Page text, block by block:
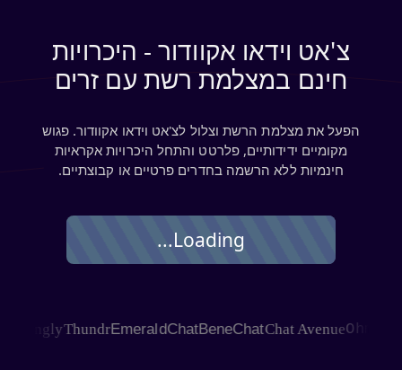
צ'אט וידאו אקוודור - היכרויות
חינם במצלמת רשת עם זרים
הפעל את מצלמת הרשת וצלול לצ'אט וידאו אקוודור. פגוש
מקומיים ידידותיים, פלרטט והתחל היכרויות אקראיות
חינמיות ללא הרשמה בחדרים פרטיים או קבוצתיים.
Loading...
Chat Avenue
BeneChat
EmeraldChat
Thundr
Joingly